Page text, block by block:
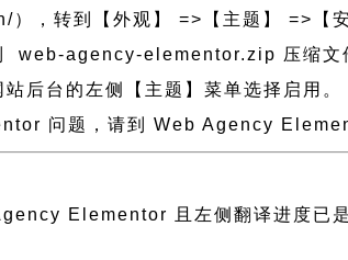
，转到【外观】 =>【主题】 =>【
agency-elementor.zip 压缩文
后台的左侧【主题】菜单选择启用。
问题，请到 Web Agency
Elementor 且左侧翻译进度已